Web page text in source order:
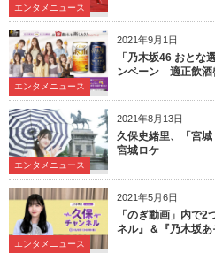
エンタメニュース
2021年9月1日
エンタメニュース
「乃木坂46 おとな
ンペーン 適正飲酒
2021年8月13日
エンタメニュース
久保史緒里、「宮
宮城ロケ
2021年5月6日
エンタメニュース
「のぎ動画」内で
ネル』＆『乃木坂あ